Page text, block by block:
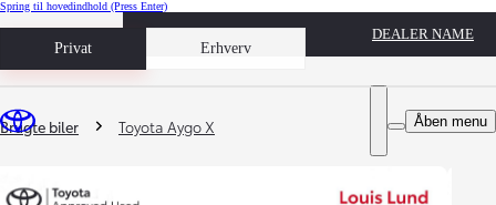
Spring til hovedindhold (Press Enter)
Privat Erhverv
Book prøvetur
DEALER NAME
Åben menu
Du er her
Brugte biler Toyota Aygo X